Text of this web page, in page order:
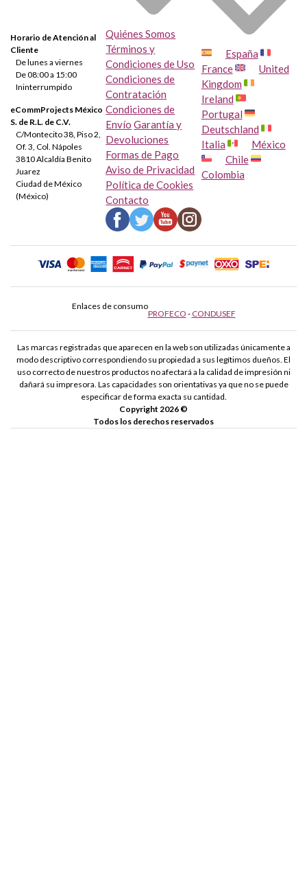
Horario de Atención al
Cliente
De lunes a viernes
De 08:00 a 15:00
Ininterrumpido
eCommProjects México
S. de R.L. de C.V.
C/Montecito 38, Piso 2,
Of. 3, Col. Nápoles
3810 Alcaldía Benito
Juarez
Ciudad de México
(México)
Quiénes Somos
Términos y
Condiciones de Uso
Condiciones de
Contratación
Condiciones de
Envío Garantía y
Devoluciones
Formas de Pago
Aviso de Privacidad
Política de Cookies
Contacto
España
France
United
Kingdom
Ireland
Portugal
Deutschland
Italia
México
Chile
Colombia
Enlaces de consumo
PROFECO - CONDUSEF
Las marcas registradas que aparecen en la web son utilizadas únicamente a
modo descriptivo correspondiendo su propiedad a sus legítimos dueños. El
uso correcto de nuestros productos no afectará a la calidad de impresión ni
dañará su impresora. Las capacidades son orientativas ya que no se puede
especificar de forma exacta su cantidad.
Copyright 2026 ©
Todos los derechos reservados